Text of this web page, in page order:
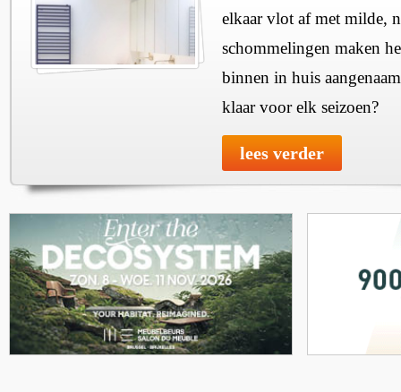
elkaar vlot af met milde,
schommelingen maken
binnen in huis
klaar voor elk seizoen?
lees verder